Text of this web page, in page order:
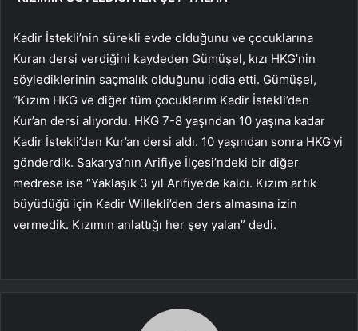
Kadir İstekli’nin sürekli evde olduğunu ve çocuklarına
Kuran dersi verdiğini kaydeden Gümüşel, kızı HKG’nin
söylediklerinin saçmalık olduğunu iddia etti. Gümüşel,
“Kızım HKG ve diğer tüm çocuklarım Kadir İstekli’den
Kur’an dersi alıyordu. HKG 7-8 yaşından 10 yaşına kadar
Kadir İstekli’den Kur’an dersi aldı. 10 yaşından sonra HKG’yi
gönderdik. Sakarya’nın Arifiye İlçesi’ndeki bir diğer
medrese ise “Yaklaşık 3 yıl Arifiye’de kaldı. Kızım artık
büyüdüğü için Kadir Willekli’den ders almasına izin
vermedik. Kızımın anlattığı her şey yalan” dedi.